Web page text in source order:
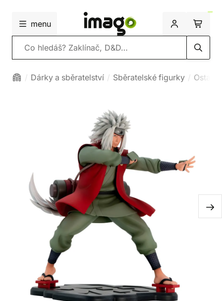
menu
Vyhledávání
Dárky a sběratelství Sběratelské figurky